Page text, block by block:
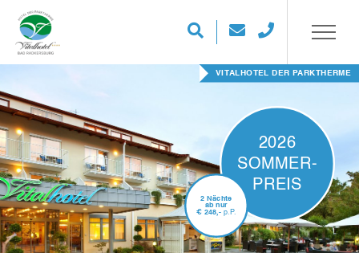
FAMILIEN-TIPP FÜR DIE FERIEN
2026
SOMMER-
PREIS
2 Nächte
ab nur
€ 248,- p.P.